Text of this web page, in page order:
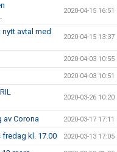
2020-04-15 16:51
avtal med
2020-04-15 13:37
2020-04-03 10:55
2020-04-03 10:51
2020-03-26 10:20
av Corona 2020-03-17 17:11
kl. 17.00 2020-03-13 17:05